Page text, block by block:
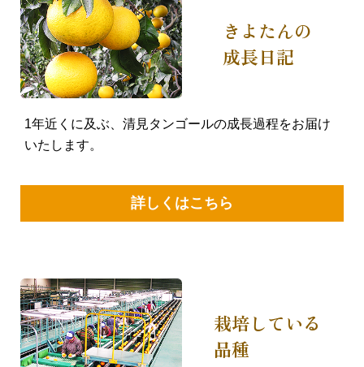
きよたんの
成長日記
1年近くに及ぶ、清見タンゴールの成長過程をお届け
いたします。
詳しくはこちら
栽培している
品種